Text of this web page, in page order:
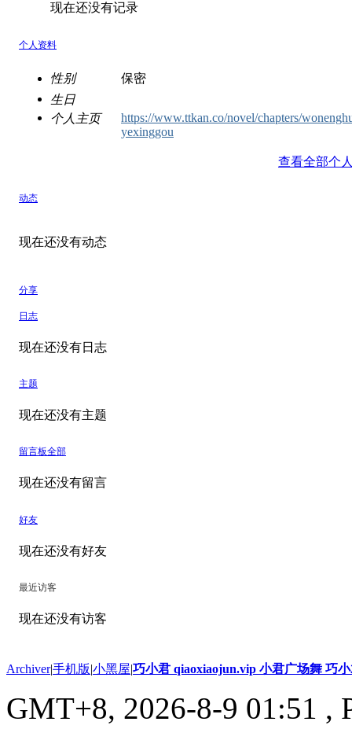
现在还没有记录
个人资料
性别
保密
生日
个人主页
https://www.ttkan.co/novel/chapters/
yexinggou
查看全部个
动态
现在还没有动态
分享
日志
现在还没有日志
主题
现在还没有主题
留言板全部
现在还没有留言
好友
现在还没有好友
最近访客
现在还没有访客
Archiver|手机版|小黑屋|巧小君 qiaoxiaojun.vip 小君广场舞 巧
GMT+8, 2026-8-9 01:51 ,